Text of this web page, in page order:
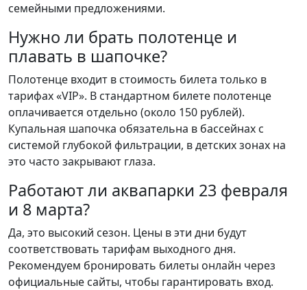
семейными предложениями.
Нужно ли брать полотенце и
плавать в шапочке?
Полотенце входит в стоимость билета только в
тарифах «VIP». В стандартном билете полотенце
оплачивается отдельно (около 150 рублей).
Купальная шапочка обязательна в бассейнах с
системой глубокой фильтрации, в детских зонах на
это часто закрывают глаза.
Работают ли аквапарки 23 февраля
и 8 марта?
Да, это высокий сезон. Цены в эти дни будут
соответствовать тарифам выходного дня.
Рекомендуем бронировать билеты онлайн через
официальные сайты, чтобы гарантировать вход.